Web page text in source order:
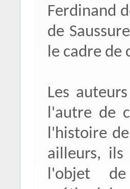
Ferdinand
de
le cadre de
Les
l'autre de
l'histoire
ailleurs, ils
l'objet